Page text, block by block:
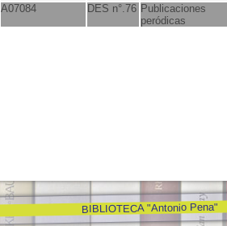
A07084
DES n°.76 Publicaciones
peródicas
BIBLIOTECA "Antonio Pena"